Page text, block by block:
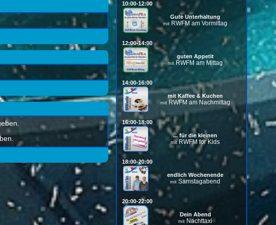
10:00-12:00
Gute Unterhaltung
mit RWFM am Vormittag
12:00-14:00
guten Appetit
mit RWFM am Mittag
14:00-16:00
mit Kaffee & Kuchen
mit RWFM am Nachmittag
16:00-18:00
... für die kleinen
mit RWFM for Kids
18:00-20:00
endlich Wochenende
mit Samstagabend
20:00-22:00
Dein Abend
mit Nachttaxi